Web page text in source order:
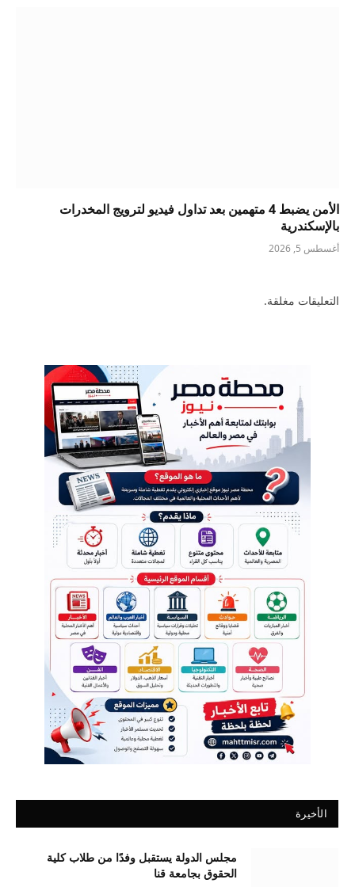
الأمن يضبط 4 متهمين بعد تداول فيديو لترويج المخدرات
بالإسكندرية
أغسطس 5, 2026
التعليقات مغلقة.
الأخيرة
مجلس الدولة يستقبل وفدًا من طلاب كلية
الحقوق بجامعة قنا